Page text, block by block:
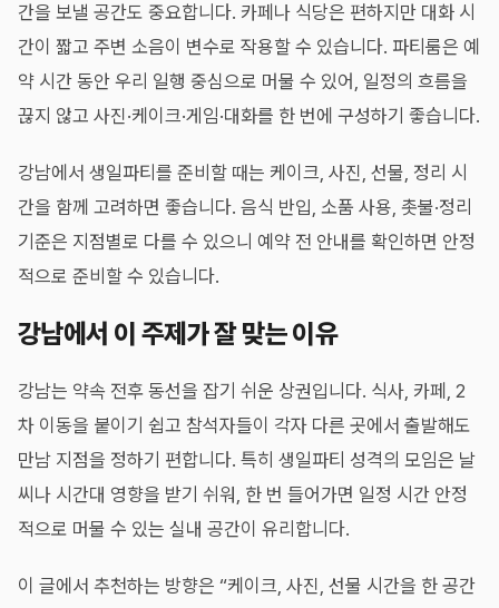
간을 보낼 공간도 중요합니다. 카페나 식당은 편하지만 대화 시
간이 짧고 주변 소음이 변수로 작용할 수 있습니다. 파티룸은 예
약 시간 동안 우리 일행 중심으로 머물 수 있어, 일정의 흐름을
끊지 않고 사진·케이크·게임·대화를 한 번에 구성하기 좋습니다.
강남에서 생일파티를 준비할 때는 케이크, 사진, 선물, 정리 시
간을 함께 고려하면 좋습니다. 음식 반입, 소품 사용, 촛불·정리
기준은 지점별로 다를 수 있으니 예약 전 안내를 확인하면 안정
적으로 준비할 수 있습니다.
강남에서 이 주제가 잘 맞는 이유
강남는 약속 전후 동선을 잡기 쉬운 상권입니다. 식사, 카페, 2
차 이동을 붙이기 쉽고 참석자들이 각자 다른 곳에서 출발해도
만남 지점을 정하기 편합니다. 특히 생일파티 성격의 모임은 날
씨나 시간대 영향을 받기 쉬워, 한 번 들어가면 일정 시간 안정
적으로 머물 수 있는 실내 공간이 유리합니다.
이 글에서 추천하는 방향은 “케이크, 사진, 선물 시간을 한 공간